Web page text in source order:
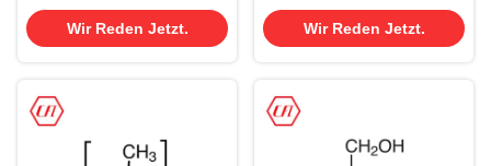
Wir Reden Jetzt. Wir Reden Jetzt.